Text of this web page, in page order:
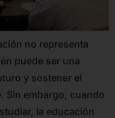
no representa
puede ser una
y sostener el
Sin embargo, cuando
la educación